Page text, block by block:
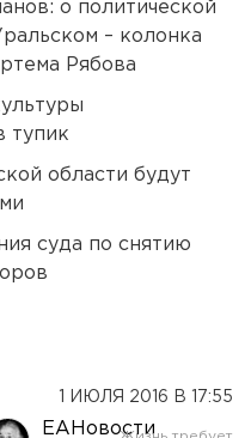
о политической
– колонка
Рябова
тупик
области будут
суда по снятию
1 ИЮЛЯ 2016 В 17:55
ЕАНовости